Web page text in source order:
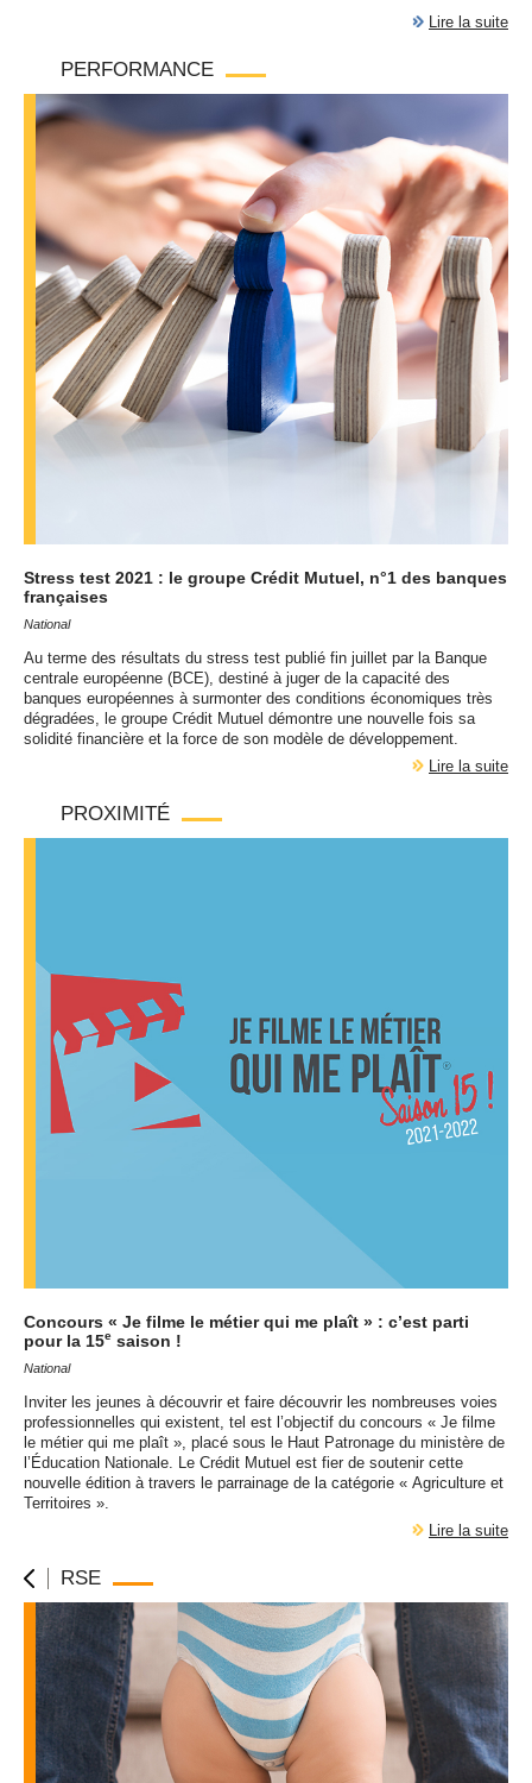
Lire la suite
PERFORMANCE
Stress test 2021 : le groupe Crédit Mutuel, n°1 des banques
françaises
National
Au terme des résultats du stress test publié fin juillet par la Banque
centrale européenne (BCE), destiné à juger de la capacité des
banques européennes à surmonter des conditions économiques très
dégradées, le groupe Crédit Mutuel démontre une nouvelle fois sa
solidité financière et la force de son modèle de développement.
Lire la suite
PROXIMITÉ
Concours « Je filme le métier qui me plaît » : c’est parti
pour la 15e saison !
National
Inviter les jeunes à découvrir et faire découvrir les nombreuses voies
professionnelles qui existent, tel est l’objectif du concours « Je filme
le métier qui me plaît », placé sous le Haut Patronage du ministère de
l’Éducation Nationale. Le Crédit Mutuel est fier de soutenir cette
nouvelle édition à travers le parrainage de la catégorie « Agriculture et
Territoires ».
Lire la suite
RSE